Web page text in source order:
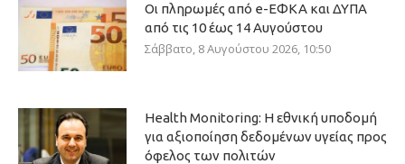
Οι πληρωμές από e-ΕΦΚΑ και ΔΥΠΑ
από τις 10 έως 14 Αυγούστου
Σάββατο, 8 Αυγούστου 2026, 10:50
Health Monitoring: Η εθνική υποδομή
για αξιοποίηση δεδομένων υγείας προς
όφελος των πολιτών